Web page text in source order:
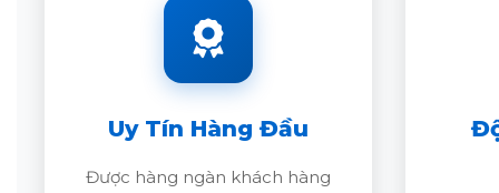
Uy Tín Hàng Đầu
Được hàng ngàn khách hàng